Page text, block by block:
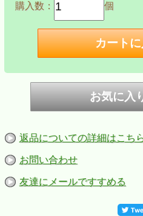
購入数： 個
返品についての詳細はこち
お問い合わせ
友達にメールですすめる